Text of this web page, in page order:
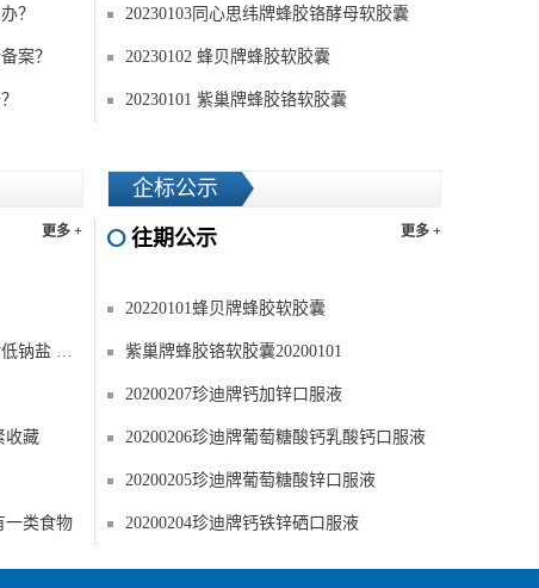
？
案？
20230103同心思纬牌蜂胶铬酵母软胶囊
20230102 蜂贝牌蜂胶软胶囊
20230101 紫巢牌蜂胶铬软胶囊
更多 +
读懂预包装食品营养标签，选对低钠盐 ——减钠不减咸的健康秘诀
收藏
一类食物
企标公示
更多 +
往期公示
20220101蜂贝牌蜂胶软胶囊
紫巢牌蜂胶铬软胶囊20200101
20200207珍迪牌钙加锌口服液
20200206珍迪牌葡萄糖酸钙乳酸钙口服液
20200205珍迪牌葡萄糖酸锌口服液
20200204珍迪牌钙铁锌硒口服液